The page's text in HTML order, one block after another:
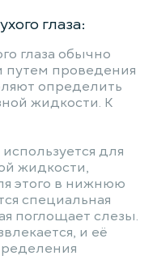
глаза:
глаза обычно
путем проведения
определить
жидкости. К
для
жидкости,
этого в нижнюю
специальная
поглощает слезы.
и её